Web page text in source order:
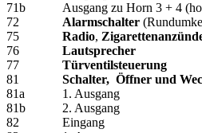
71b
Ausgang zu Horn 3 + 4
72
Alarmschalter
75
Radio,
76
Lautsprecher
77
Türventilsteuerung
81
Schalter, Öffner und
81a
1. Ausgang
81b
2. Ausgang
82
Eingang